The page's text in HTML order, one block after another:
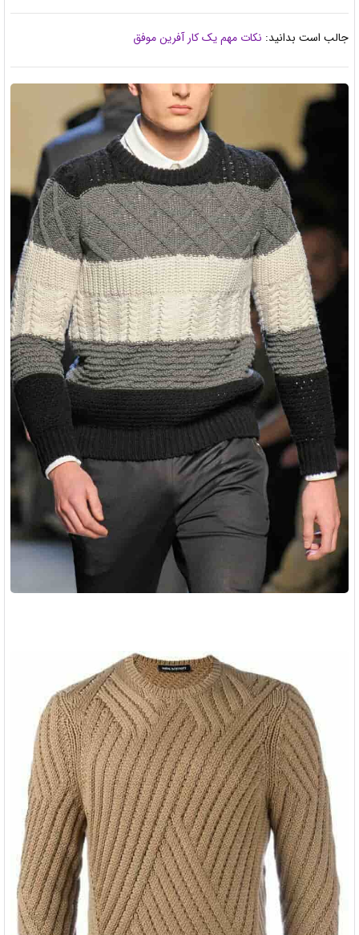
جالب است بدانید: نکات مهم یک کار آفرین موفق